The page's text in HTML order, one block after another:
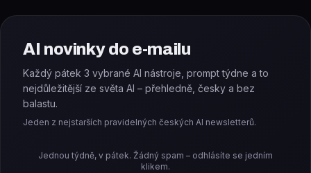
AI novinky do e-mailu
Každý pátek 3 vybrané AI nástroje, prompt týdne a to
nejdůležitější ze světa AI – přehledně, česky a bez
balastu.
Jeden z nejstarších pravidelných českých AI newsletterů.
Jednou týdně, v pátek. Žádný spam – odhlásíte se jedním
klikem.